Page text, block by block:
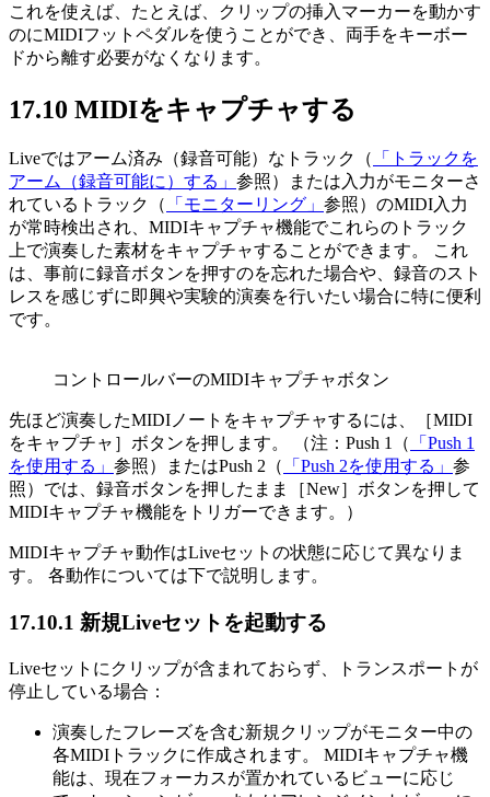
これを使えば、たとえば、クリップの挿入マーカーを動かす
のにMIDIフットペダルを使うことができ、両手をキーボー
ドから離す必要がなくなります。
17.10 MIDIをキャプチャする
Liveではアーム済み（録音可能）なトラック（
「トラックを
アーム（録音可能に）する」 参照）または入力がモニターさ
れているトラック（
「モニターリング」 参照）のMIDI入力
が常時検出され、MIDIキャプチャ機能でこれらのトラック
上で演奏した素材をキャプチャすることができます。 これ
は、事前に録音ボタンを押すのを忘れた場合や、録音のスト
レスを感じずに即興や実験的演奏を行いたい場合に特に便利
です。
コントロールバーのMIDIキャプチャボタン
先ほど演奏したMIDIノートをキャプチャするには、［MIDI
をキャプチャ］ボタンを押します。 （注：Push 1（
「Push 1
を使用する」 参照）またはPush 2（ 「Push 2を使用する」 参
照）では、録音ボタンを押したまま［New］ボタンを押して
MIDIキャプチャ機能をトリガーできます。）
MIDIキャプチャ動作はLiveセットの状態に応じて異なりま
す。 各動作については下で説明します。
17.10.1 新規Liveセットを起動する
Liveセットにクリップが含まれておらず、トランスポートが
停止している場合：
演奏したフレーズを含む新規クリップがモニター中の
各MIDIトラックに作成されます。 MIDIキャプチャ機
能は、現在フォーカスが置かれているビューに応じ